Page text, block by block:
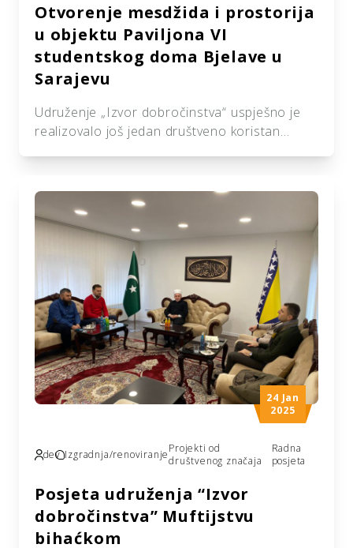
Otvorenje mesdžida i prostorija
u objektu Paviljona VI
studentskog doma Bjelave u
Sarajevu
Udruženje „Izvor dobročinstva“ uspješno je
realizovalo još jedan društveno koristan
prostorijama JU studentskog doma Bjelave,
svečano smo otvorili Mesdžid sa pratećim
objektima. Studentski dom Bjelave se nalazi u
općini Centar, Kantona Sarajevo. Sastoji se
od devet paviljona sa smještajnim
kapacitetom od oko […]
24 Jan
2025
dev Izgradnja/renoviranjeProjekti od
društvenog značaja
Radna
posjeta
Posjeta udruženja “Izvor
dobročinstva” Muftijstvu
bihaćkom